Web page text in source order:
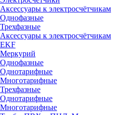
Аксессуары к электросчётчикам
Однофазные
Трехфазные
Аксессуары к электросчётчикам
EKF
Меркурий
Однофазные
Однотарифные
Многотарифные
Трехфазные
Однотарифные
Многотарифные